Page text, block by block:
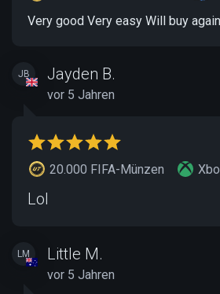
Very good Very easy Will buy again
JB Jayden B.
vor 5 Jahren
20.000 FIFA-Münzen
Lol
LM Little M.
vor 5 Jahren